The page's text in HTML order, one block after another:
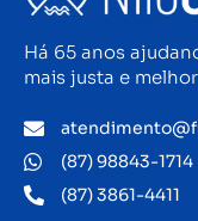
Há 65 anos
mais justa e
(87) 98843-1714
(87) 3861-4411